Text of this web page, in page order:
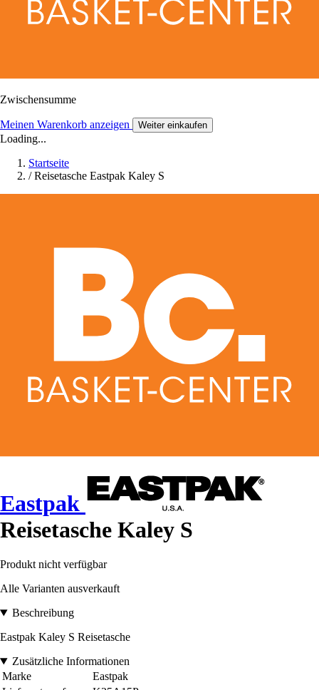
Zwischensumme
Meinen Warenkorb anzeigen Weiter einkaufen
Loading...
Startseite
/ Reisetasche Eastpak Kaley S
Eastpak
Reisetasche Kaley S
Produkt nicht verfügbar
Alle Varianten ausverkauft
Beschreibung
Eastpak Kaley S Reisetasche
Zusätzliche Informationen
Marke
Eastpak